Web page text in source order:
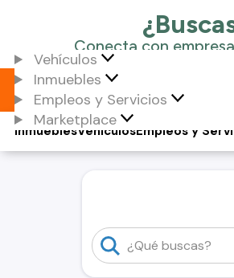
Vehículos
Inmuebles
Empleos y Servicios
Marketplace
Vehículos
Inmuebles Empleos y